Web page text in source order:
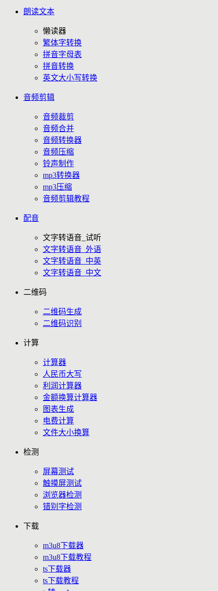
朗读文本
懒读器
繁体字转换
拼音字母表
拼音转换
英文大小写转换
音频剪辑
音频裁剪
音频合并
音频转换器
音频压缩
铃声制作
mp3转换器
mp3压缩
音频剪辑教程
配音
文字转语音_试听
文字转语音_外语
文字转语音_中英
文字转语音_中文
二维码
二维码生成
二维码识别
计算
计算器
人民币大写
利润计算器
金额换算计算器
图表生成
电费计算
文件大小换算
检测
屏幕测试
触摸屏测试
浏览器检测
错别字检测
下载
m3u8下载器
m3u8下载教程
ts下载器
ts下载教程